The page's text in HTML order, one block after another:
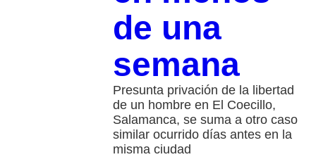
de una
semana
Presunta privación de la libertad
de un hombre en El Coecillo,
Salamanca, se suma a otro caso
similar ocurrido días antes en la
misma ciudad